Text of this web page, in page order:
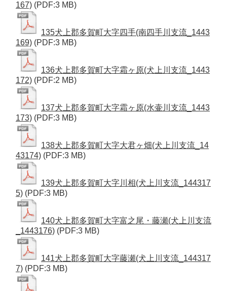
167) (PDF:3 MB)
135犬上郡多賀町大字四手(南四手川支流_1443
169) (PDF:3 MB)
136犬上郡多賀町大字霜ヶ原(犬上川支流_1443
172) (PDF:2 MB)
137犬上郡多賀町大字霜ヶ原(水壷川支流_1443
173) (PDF:3 MB)
138犬上郡多賀町大字大君ヶ畑(犬上川支流_14
43174) (PDF:3 MB)
139犬上郡多賀町大字川相(犬上川支流_144317
5) (PDF:3 MB)
140犬上郡多賀町大字富之尾・藤瀬(犬上川支流
_1443176) (PDF:3 MB)
141犬上郡多賀町大字藤瀬(犬上川支流_144317
7) (PDF:3 MB)